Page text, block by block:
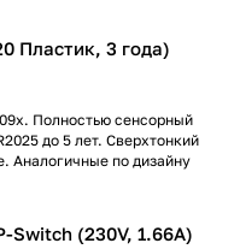
Пластик, 3 года)
Полностью сенсорный
до 5 лет. Сверхтонкий
Аналогичные по дизайну
Switch (230V, 1.66A)